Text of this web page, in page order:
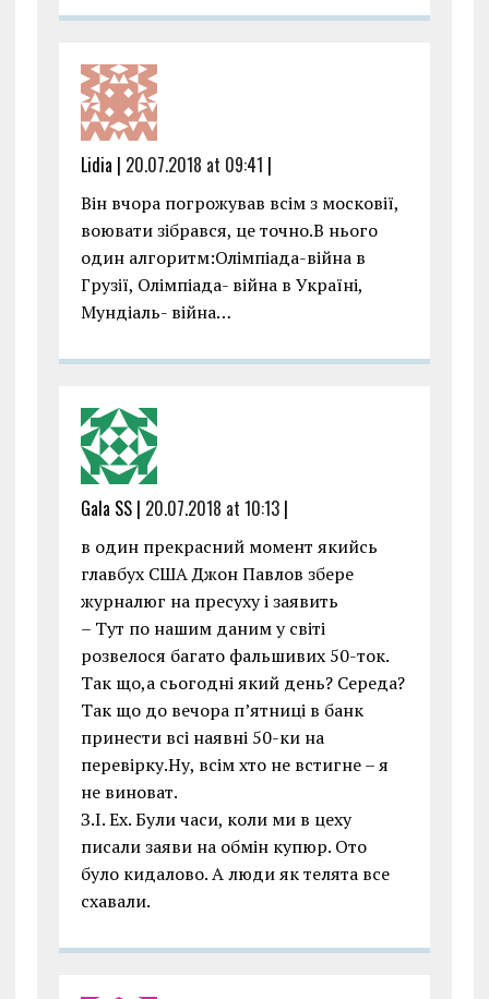
Lidia | 20.07.2018 at 09:41 |
Він вчора погрожував всім з московії,
воювати зібрався, це точно.В нього
один алгоритм:Олімпіада-війна в
Грузії, Олімпіада- війна в Україні,
Мундіаль- війна…
Gala SS | 20.07.2018 at 10:13|
в один прекрасний момент якийсь
главбух США Джон Павлов збере
журналюг на пресуху і заявить
– Тут по нашим даним у світі
розвелося багато фальшивих 50-ток.
Так що,а сьогодні який день? Середа?
Так що до вечора п’ятниці в банк
принести всі наявні 50-ки на
перевірку.Ну, всім хто не встигне – я
не виноват.
З.І. Ех. Були часи, коли ми в цеху
писали заяви на обмін купюр. Ото
було кидалово. А люди як телята все
схавали.